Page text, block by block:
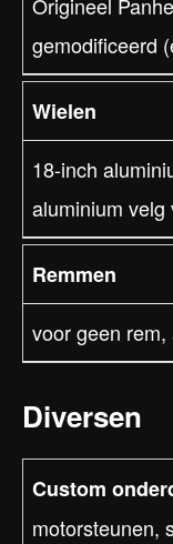
gemodificeerd
Wielen
18-inch
aluminium velg
Remmen
voor geen
Diversen
Custom
motorsteunen,